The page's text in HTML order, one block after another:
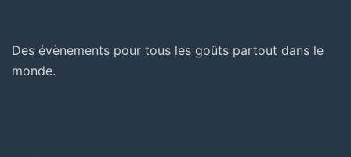
Des évènements pour tous les goûts partout dans le
monde.